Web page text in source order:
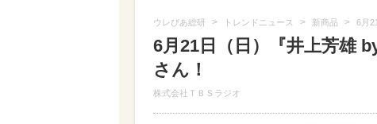
ウレぴあ総研 > トレンドニュース > 新商品 > 6月
6月21日（日）『井上芳雄
さん！
株式会社ＴＢＳラジオ